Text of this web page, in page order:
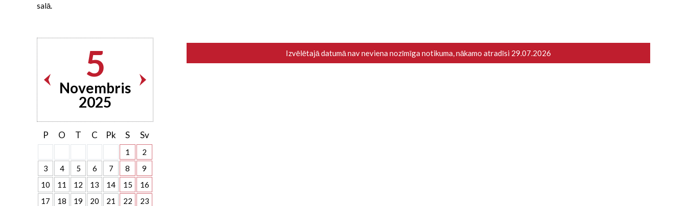
salā.
5
Novembris
2025
P O T C Pk S Sv
1
2
3
4 5 6 7 8
9
10
11 12 13 14 15
16
17
18 19 20 21 22
23
Izvēlētajā datumā nav neviena nozīmīga notikuma, nākamo atradīsi 29.07.2026